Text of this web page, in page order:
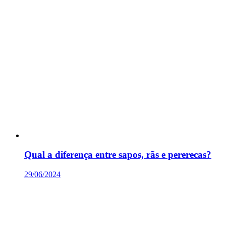
Qual a diferença entre sapos, rãs e pererecas?
29/06/2024